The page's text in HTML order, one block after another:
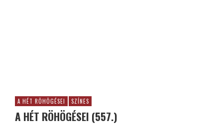
A HÉT RÖHÖGÉSEI SZÍNES
A HÉT RÖHÖGÉSEI (557.)